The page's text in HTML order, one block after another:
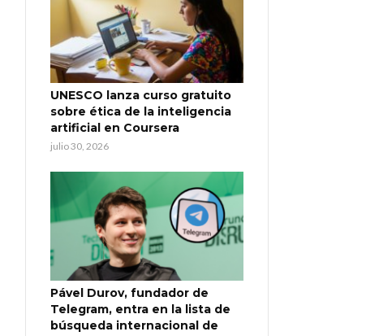
UNESCO lanza curso gratuito
sobre ética de la inteligencia
artificial en Coursera
julio 30, 2026
Pável Durov, fundador de
Telegram, entra en la lista de
búsqueda internacional de